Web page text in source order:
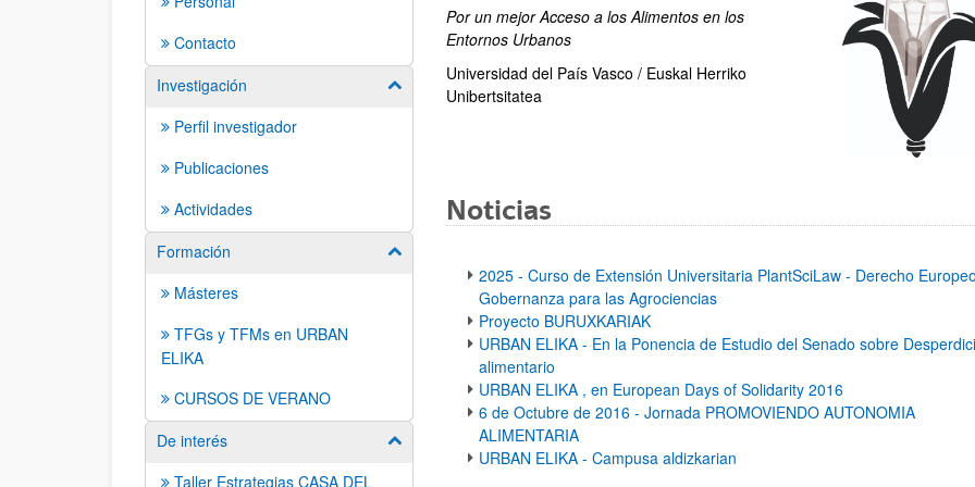
Contacto
Investigación
Mostrar/ocultar subpáginas
Perfil investigador
Publicaciones
Actividades
Formación
Mostrar/ocultar subpáginas
Másteres
TFGs y TFMs en URBAN
ELIKA
CURSOS DE VERANO
De interés
Mostrar/ocultar subpáginas
Taller Estrategias CASA DEL
Por un mejor Acceso a los Alimentos en los
Entornos Urbanos
Universidad del País Vasco / Euskal Herriko
Unibertsitatea
Noticias
2025 - Curso de Extensión Universitaria PlantSciLaw - Derecho
Gobernanza para las Agrociencias
Proyecto BURUXKARIAK
URBAN ELIKA - En la Ponencia de Estudio del Senado sobre
alimentario
URBAN ELIKA , en European Days of Solidarity 2016
6 de Octubre de 2016 - Jornada PROMOVIENDO AUTONOMIA
ALIMENTARIA
URBAN ELIKA - Campusa aldizkarian